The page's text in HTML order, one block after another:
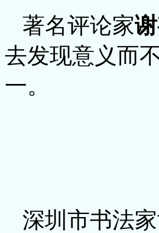
著名评论家
去发现意义而
一。
深圳市书法